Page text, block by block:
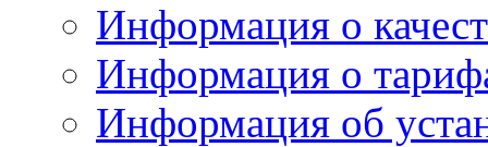
Информация о
Информация о
Информация об